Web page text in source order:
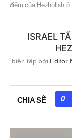
điểm của Hezbollah ở
ISRAEL
biên tập bởi Editor
CHIA SẼ 0